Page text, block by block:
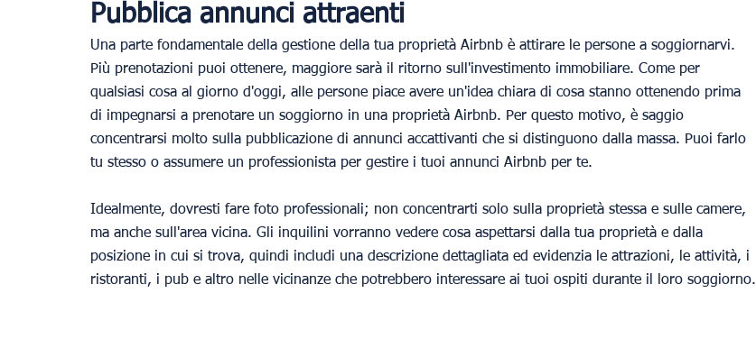
Pubblica annunci attraenti
Una parte fondamentale della gestione della tua proprietà Airbnb è attirare le persone a soggiornarvi.
Più prenotazioni puoi ottenere, maggiore sarà il ritorno sull'investimento immobiliare. Come per
qualsiasi cosa al giorno d'oggi, alle persone piace avere un'idea chiara di cosa stanno ottenendo prima
di impegnarsi a prenotare un soggiorno in una proprietà Airbnb. Per questo motivo, è saggio
concentrarsi molto sulla pubblicazione di annunci accattivanti che si distinguono dalla massa. Puoi farlo
tu stesso o assumere un professionista per gestire i tuoi annunci Airbnb per te.
Idealmente, dovresti fare foto professionali; non concentrarti solo sulla proprietà stessa e sulle camere,
ma anche sull'area vicina. Gli inquilini vorranno vedere cosa aspettarsi dalla tua proprietà e dalla
posizione in cui si trova, quindi includi una descrizione dettagliata ed evidenzia le attrazioni, le attività, i
ristoranti, i pub e altro nelle vicinanze che potrebbero interessare ai tuoi ospiti durante il loro soggiorno.